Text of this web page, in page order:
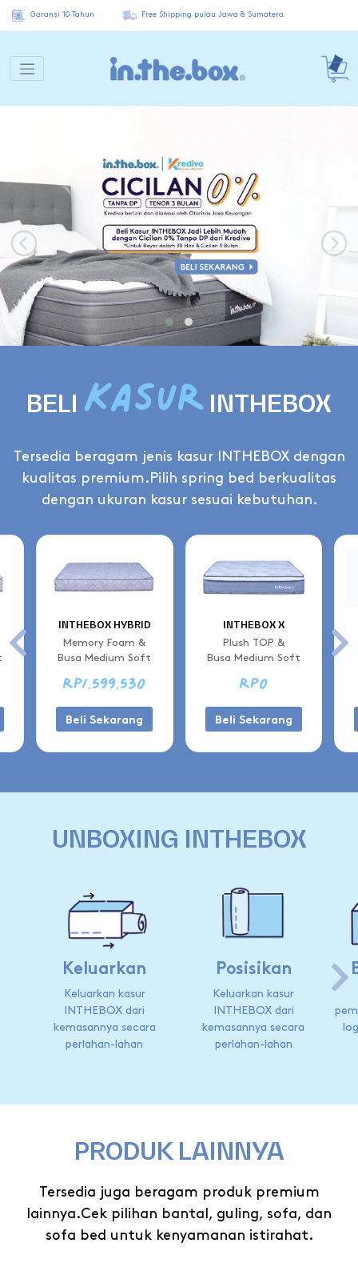
Garansi 10 Tahun Free Shipping pulau Jawa & Sumatera
BELI KASUR INTHEBOX
Tersedia beragam jenis kasur INTHEBOX dengan
kualitas premium. Pilih spring bed berkualitas
dengan ukuran kasur sesuai kebutuhan.
INTHEBOX HYBRID
Memory Foam &
Busa Medium Soft
Rp1.599.530
Beli Sekarang
INTHEBOX X
Plush TOP &
Busa Medium Soft
Rp0
Beli Sekarang
UNBOXING INTHEBOX
Keluarkan
Keluarkan kasur
INTHEBOX dari
kemasannya secara
perlahan-lahan
Posisikan
Keluarkan kasur
INTHEBOX dari
kemasannya secara
perlahan-lahan
PRODUK LAINNYA
Tersedia juga beragam produk premium
lainnya.Cek pilihan bantal, guling, sofa, dan
sofa bed untuk kenyamanan istirahat.